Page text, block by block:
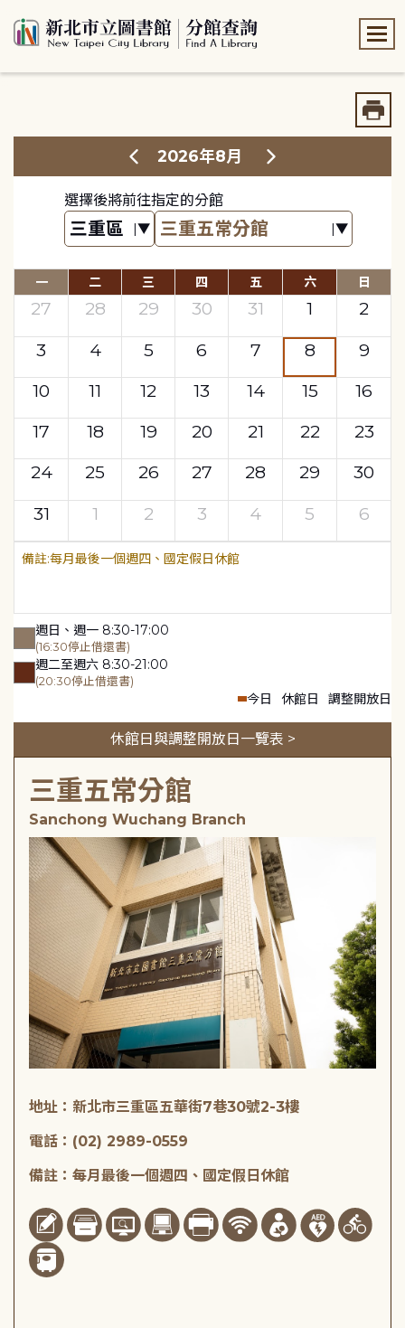
2026年8月
選擇後將前往指定的分館
一 二 三 四 五 六 日
27 28 29 30 31 1
2
3
4 5 6 7 8
9
10
11 12 13 14 15
16
17
18 19 20 21 22
23
24
25 26 27 28 29
30
31
1 2 3 4 5 6
每月最後一個週四、國定假日休館
週日、週一 8:30-17:00
(16:30停止借還書)
週二至週六 8:30-21:00
(20:30停止借還書)
今日 休館日 調整開放日
休館日與調整開放日一覽表 >
三重五常分館
Sanchong Wuchang Branch
地址：新北市三重區五華街7巷30號2-3樓
電話：(02) 2989-0559
備註：每月最後一個週四、國定假日休館